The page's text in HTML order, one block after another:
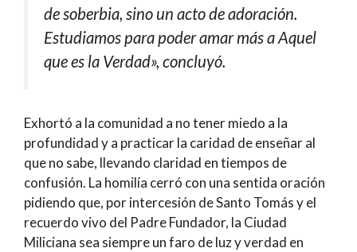
de soberbia, sino un acto de adoración.
Estudiamos para poder amar más a Aquel
que es la Verdad», concluyó.
Exhortó a la comunidad a no tener miedo a la
profundidad y a practicar la caridad de enseñar al
que no sabe, llevando claridad en tiempos de
confusión. La homilía cerró con una sentida oración
pidiendo que, por intercesión de Santo Tomás y el
recuerdo vivo del Padre Fundador, la Ciudad
Miliciana sea siempre un faro de luz y verdad en